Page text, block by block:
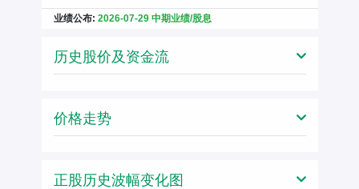
业绩公布: 2026-07-29 中期业绩/股息
历史股价及资金流
价格走势
正股历史波幅变化图